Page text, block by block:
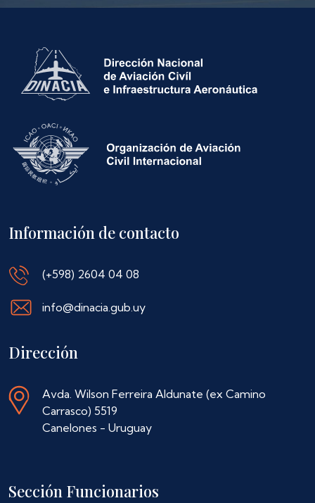
Información de contacto
(+598) 2604 04 08
info@dinacia.gub.uy
Dirección
Avda. Wilson Ferreira Aldunate (ex Camino
Carrasco) 5519
Canelones - Uruguay
Sección Funcionarios